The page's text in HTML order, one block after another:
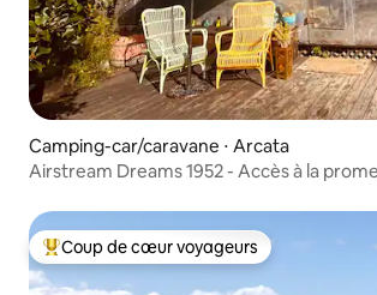
Camping-car/caravane ⋅ Arcata
Airstream Dreams 1952 - Accès à la
Coups de cœur voyageurs les plus
Coup de cœur voyageurs